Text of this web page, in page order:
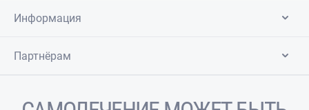
Информация
Партнёрам